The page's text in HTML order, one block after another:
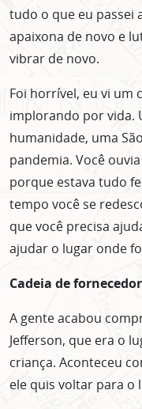
tudo o que eu passei
apaixona de novo e
vibrar de novo.
Foi horrível, eu vi um
implorando por vida.
humanidade, uma
pandemia. Você
porque estava tudo
tempo você se
que você precisa
ajudar o lugar onde
Cadeia de
A gente acabou
Jefferson, que era o
criança. Aconteceu
ele quis voltar para o
ASSINE
NOSSA
Clique no botão
centro de São
CLIQUE AQUI